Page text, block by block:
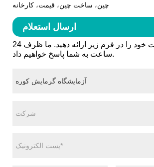
چین، ساخت چین، قیمت، کارخانه
ارسال استعلام
لطفاً درخواست خود را در فرم زیر ارائه دهید. ما ظرف 24
ساعت به شما پاسخ خواهیم داد.